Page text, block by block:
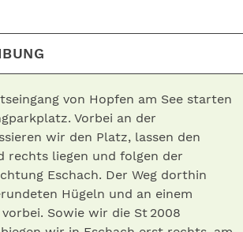
von Hopfen am See starten
Vorbei an der
wir den Platz, lassen den
rechts liegen und folgen der
Eschach. Der Weg dorthin
Hügeln und an einem
Sowie wir die St 2008